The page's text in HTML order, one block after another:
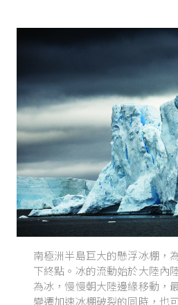
南極洲半島巨大的懸浮冰棚，
下終點。冰的流動始於大陸內
為冰，慢慢朝大陸邊緣移動，
變遷加速冰棚破裂的同時，也